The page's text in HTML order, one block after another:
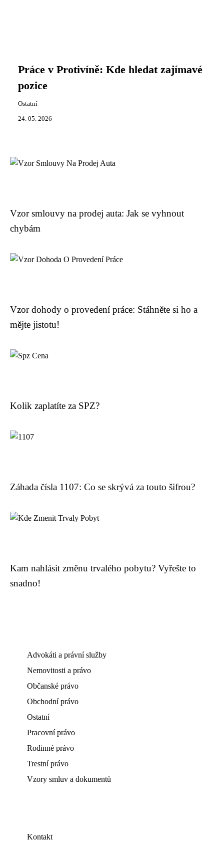
Práce v Protivíně: Kde hledat zajímavé
pozice
Ostatní
24. 05. 2026
Vzor smlouvy na prodej auta: Jak se vyhnout
chybám
Vzor dohody o provedení práce: Stáhněte si ho a
mějte jistotu!
Kolik zaplatíte za SPZ?
Záhada čísla 1107: Co se skrývá za touto šifrou?
Kam nahlásit změnu trvalého pobytu? Vyřešte to
snadno!
Advokáti a právní služby
Nemovitosti a právo
Občanské právo
Obchodní právo
Ostatní
Pracovní právo
Rodinné právo
Trestní právo
Vzory smluv a dokumentů
Kontakt